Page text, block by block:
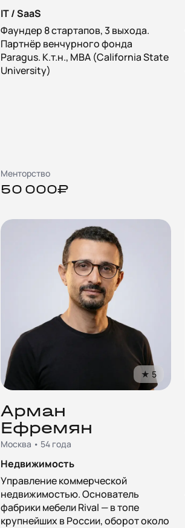
IT / SaaS
Фаундер 8 стартапов, 3 выхода.
Партнёр венчурного фонда
Paragus. К.т.н., MBA (California State
University)
Менторство
50 000₽
★ 5
Арман
Ефремян
Москва • 54 года
Недвижимость
Управление коммерческой
недвижимостью. Основатель
фабрики мебели Rival — в топе
крупнейших в России, оборот около